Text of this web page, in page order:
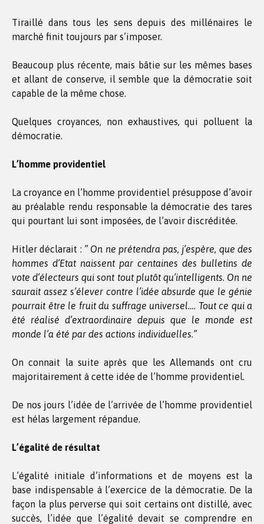
Tiraillé dans tous les sens depuis des millénaires le
marché finit toujours par s’imposer.
Beaucoup plus récente, mais bâtie sur les mêmes bases
et allant de conserve, il semble que la démocratie soit
capable de la même chose.
Quelques croyances, non exhaustives, qui polluent la
démocratie.
L’homme providentiel
La croyance en l’homme providentiel présuppose d’avoir
au préalable rendu responsable la démocratie des tares
qui pourtant lui sont imposées, de l’avoir discréditée.
Hitler déclarait : ” On ne prétendra pas, j’espère, que des
hommes d’Etat naissent par centaines des bulletins de
vote d’électeurs qui sont tout plutôt qu’intelligents. On ne
saurait assez s’élever contre l’idée absurde que le génie
pourrait être le fruit du suffrage universel…. Tout ce qui a
été réalisé d’extraordinaire depuis que le monde est
monde l’a été par des actions individuelles.”
On connait la suite après que les Allemands ont cru
majoritairement à cette idée de l’homme providentiel.
De nos jours l’idée de l’arrivée de l’homme providentiel
est hélas largement répandue.
L’égalité de résultat
L’égalité initiale d’informations et de moyens est la
base indispensable à l’exercice de la démocratie. De la
façon la plus perverse qui soit certains ont distillé, avec
succès, l’idée que l’égalité devait se comprendre en